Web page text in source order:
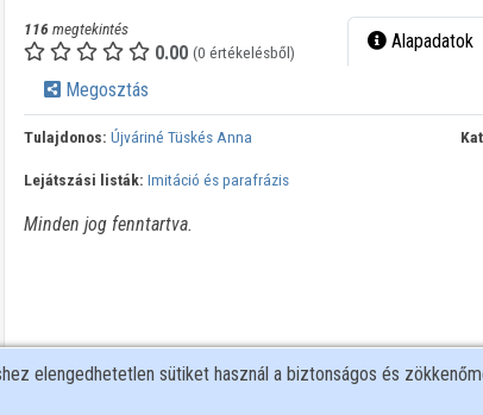
116 megtekintés
0.00 (0 értékelésből) Alapadatok
Megosztás
Tulajdonos: Újváriné Tüskés Anna
Lejátszási listák: Imitáció és parafrázis
Minden jog fenntartva.
elengedhetetlen sütiket használ a biztonságos és